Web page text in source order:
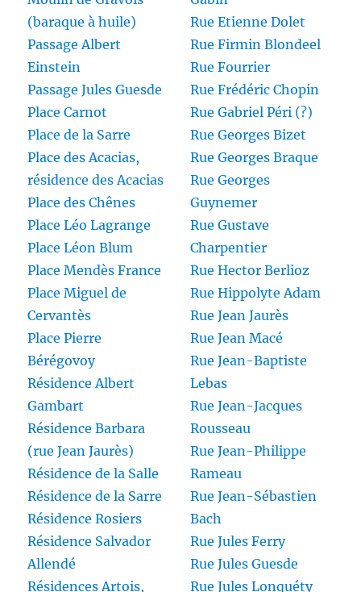
(baraque à huile)
Passage Albert
Einstein
Passage Jules Guesde
Place Carnot
Place de la Sarre
Place des Acacias,
résidence des Acacias
Place des Chênes
Place Léo Lagrange
Place Léon Blum
Place Mendès France
Place Miguel de
Cervantès
Place Pierre
Bérégovoy
Résidence Albert
Gambart
Résidence Barbara
(rue Jean Jaurès)
Résidence de la Salle
Résidence de la Sarre
Résidence Rosiers
Résidence Salvador
Allendé
Résidences Artois,
Rue Etienne Dolet
Rue Firmin Blondeel
Rue Fourrier
Rue Frédéric Chopin
Rue Gabriel Péri (?)
Rue Georges Bizet
Rue Georges Braque
Rue Georges
Guynemer
Rue Gustave
Charpentier
Rue Hector Berlioz
Rue Hippolyte Adam
Rue Jean Jaurès
Rue Jean Macé
Rue Jean-Baptiste
Lebas
Rue Jean-Jacques
Rousseau
Rue Jean-Philippe
Rameau
Rue Jean-Sébastien
Bach
Rue Jules Ferry
Rue Jules Guesde
Rue Jules Lonquéty